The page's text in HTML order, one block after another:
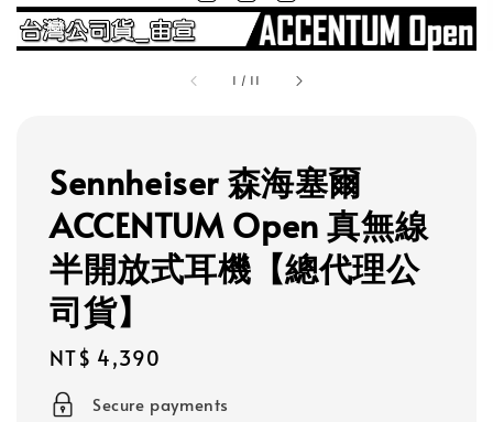
1 / 11
Sennheiser 森海塞爾
ACCENTUM Open 真無線
半開放式耳機【總代理公
司貨】
Regular
price
NT$ 4,390
Secure payments